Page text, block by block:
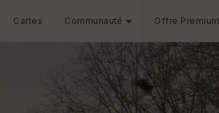
Cartes Communauté Offre Premium